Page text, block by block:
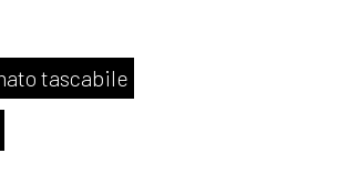
tascabile